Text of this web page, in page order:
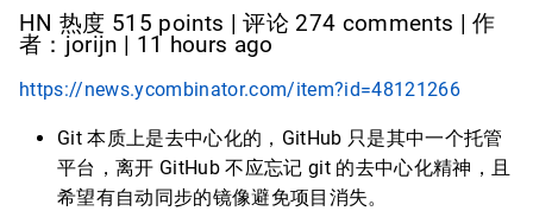
HN 热度 515 points | 评论 274 comments | 作
者：jorijn | 11 hours ago
https://news.ycombinator.com/item?id=48121266
Git 本质上是去中心化的，GitHub 只是其中一个托管
平台，离开 GitHub 不应忘记 git 的去中心化精神，且
希望有自动同步的镜像避免项目消失。